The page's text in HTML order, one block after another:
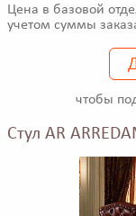
Цена в базовой
учетом суммы
чтобы
Стул AR